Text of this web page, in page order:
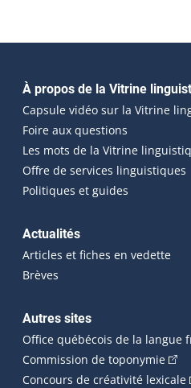
Navigation
À propos de la Vitrine
Capsule vidéo sur la Vitrine
Foire aux questions
Les mots de la Vitrine
Offre de services linguistiques
Politiques et guides
Actualités
Articles et fiches en vedette
Brèves
Autres sites
Office québécois de la langue
Commission de toponymie(Cet
Concours de créativité lexicale